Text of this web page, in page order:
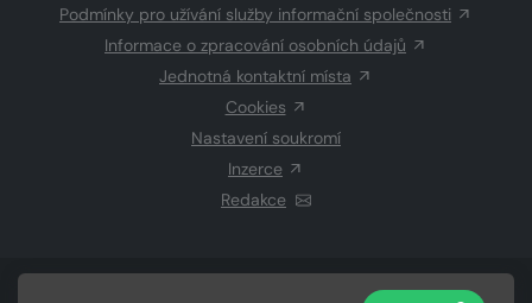
Podmínky pro užívání služby informační společnosti
Informace o zpracování osobních údajů
Jednotná kontaktní místa
Cookies
Nastavení soukromí
Inzerce
Redakce
CZECH NEWS CENTER a.s.a dodavatelé